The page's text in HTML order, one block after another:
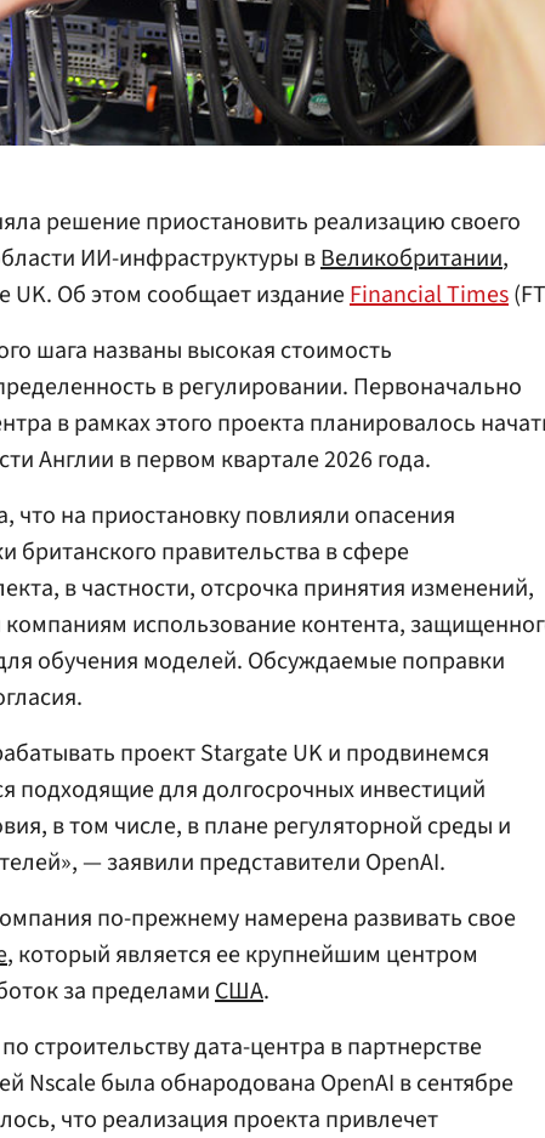
решение приостановить реализацию своего
ИИ-инфраструктуры вВеликобритании,
UK. Об этом сообщает изданиеFinancial Times
шага названы высокая стоимость
в регулировании. Первоначально
в рамках этого проекта планировалось
Англии в первом квартале 2026 года.
что на приостановку повлияли опасения
британского правительства в сфере
в частности, отсрочка принятия изменений,
использование контента,
обучения моделей. Обсуждаемые поправки
проект Stargate UK и продвинемся
подходящие для долгосрочных инвестиций
в том числе, в плане регуляторной среды и
— заявили представители OpenAI.
по-прежнему намерена развивать свое
, который является ее крупнейшим центром
за пределамиСША.
строительству дата-центра в партнерстве
Nscale была обнародована OpenAI в сентябре
что реализация проекта привлечет